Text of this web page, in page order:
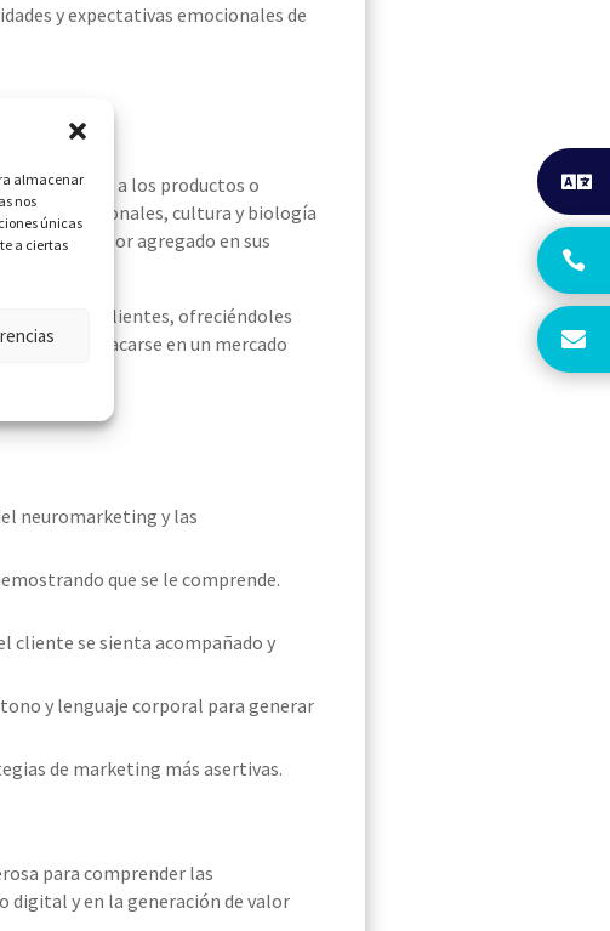
almacenar
nos
únicas
a ciertas
y expectativas emocionales de
asignan a los productos o
personales, cultura y biología
de valor agregado en sus
con los clientes, ofreciéndoles
destacarse en un mercado
neuromarketing y las
que se le comprende.
cliente se sienta acompañado y
y lenguaje corporal para generar
de marketing más asertivas.
para comprender las
digital y en la generación de valor